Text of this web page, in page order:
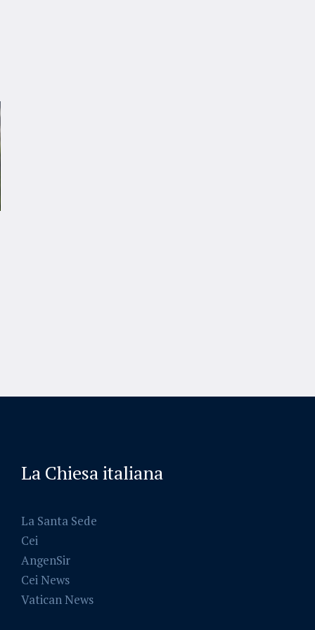
La Chiesa italiana
La Santa Sede
Cei
AngenSir
Cei News
Vatican News